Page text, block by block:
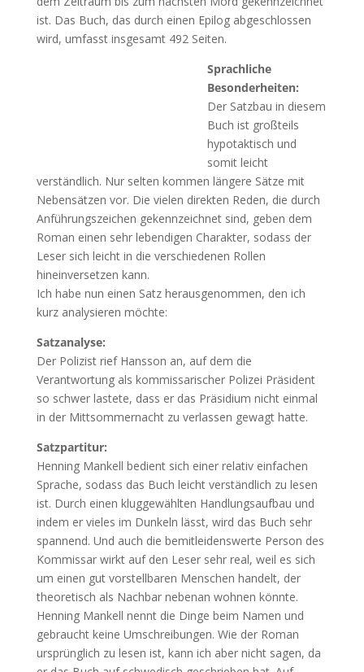
ist. Das Buch, das durch einen Epilog abgeschlossen
wird, umfasst insgesamt 492 Seiten.
Sprachliche
Besonderheiten:
Der Satzbau in diesem
Buch ist großteils
hypotaktisch und
somit leicht
verständlich. Nur selten kommen längere Sätze mit
Nebensätzen vor. Die vielen direkten Reden, die durch
Anführungszeichen gekennzeichnet sind, geben dem
Roman einen sehr lebendigen Charakter, sodass der
Leser sich leicht in die verschiedenen Rollen
hineinversetzen kann.
Ich habe nun einen Satz herausgenommen, den ich
kurz analysieren möchte:
Satzanalyse:
Der Polizist rief Hansson an, auf dem die
Verantwortung als kommissarischer Polizei Präsident
so schwer lastete, dass er das Präsidium nicht einmal
in der Mittsommernacht zu verlassen gewagt hatte.
Satzpartitur:
Henning Mankell bedient sich einer relativ einfachen
Sprache, sodass das Buch leicht verständlich zu lesen
ist. Durch einen kluggewählten Handlungsaufbau und
indem er vieles im Dunkeln lässt, wird das Buch sehr
spannend. Und auch die bemitleidenswerte Person des
Kommissar wirkt auf den Leser sehr real, weil es sich
um einen gut vorstellbaren Menschen handelt, der
theoretisch als Nachbar nebenan wohnen könnte.
Henning Mankell nennt die Dinge beim Namen und
gebraucht keine Umschreibungen. Wie der Roman
ursprünglich zu lesen ist, kann ich aber nicht sagen, da